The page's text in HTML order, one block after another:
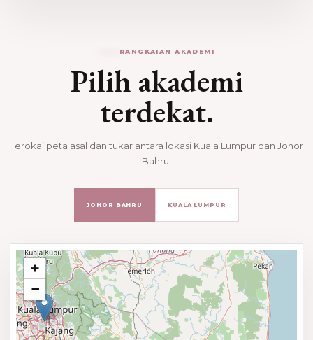
RANGKAIAN AKADEMI
Pilih akademi
terdekat.
Terokai peta asal dan tukar antara lokasi Kuala Lumpur dan Johor
Bahru.
JOHOR BAHRU KUALA LUMPUR
+
−